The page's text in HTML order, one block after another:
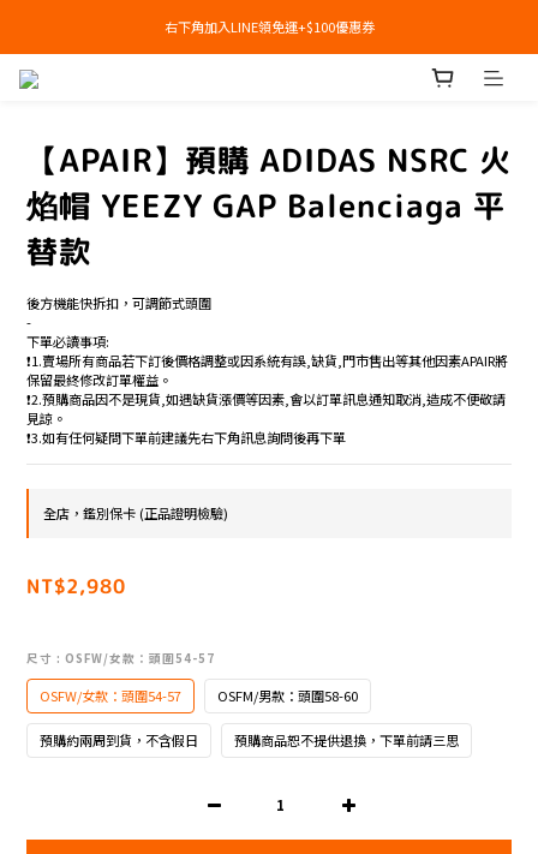
右下角加入LINE領免運+$100優惠券
右下角加入LINE領免運+$100優惠券
即日起，預購商品可提供部分訂金後尾款貨到付款(需協助請洽官line:@apair)
【APAIR】預購 ADIDAS NSRC 火
焰帽 YEEZY GAP Balenciaga 平
替款
後方機能快拆扣，可調節式頭圍
-
下單必讀事項:
❗️1.賣場所有商品若下訂後價格調整或因系統有誤,缺貨,門市售出等其他因素APAIR將
保留最終修改訂單權益。
❗️2.預購商品因不是現貨,如遇缺貨漲價等因素,會以訂單訊息通知取消,造成不便敬請
見諒。
❗️3.如有任何疑問下單前建議先右下角訊息詢問後再下單
全店，鑑別保卡 (正品證明檢驗)
NT$2,980
尺寸 : OSFW/女款：頭圍54-57
OSFW/女款：頭圍54-57 OSFM/男款：頭圍58-60
預購約兩周到貨，不含假日 預購商品恕不提供退換，下單前請三思